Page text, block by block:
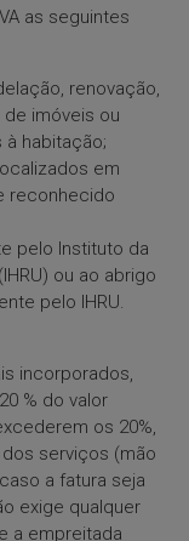
as seguintes
renovação,
imóveis ou
habitação;
em
reconhecido
pelo Instituto da
ou ao abrigo
pelo IHRU.
incorporados,
% do valor
os 20%,
serviços (mão
a fatura seja
exige qualquer
a empreitada